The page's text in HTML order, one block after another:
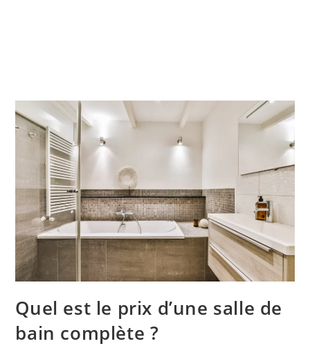
Quel est le prix d’une salle de
bain complète ?